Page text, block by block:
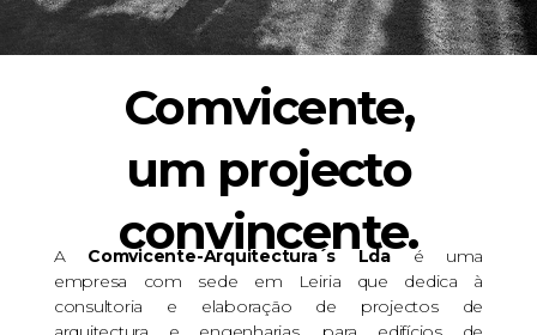
Comvicente,
um projecto
convincente.
A Comvicente-Arquitectura´s Lda é uma
empresa com sede em Leiria que dedica à
consultoria e elaboração de projectos de